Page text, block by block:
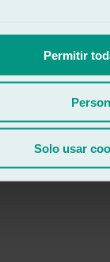
Permitir
Solo usar